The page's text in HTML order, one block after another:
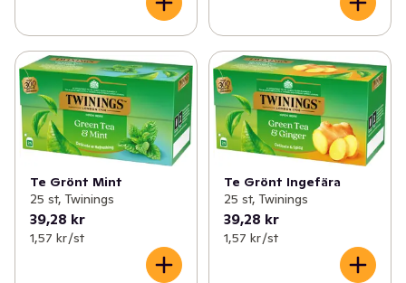
Te Grönt Mint
25 st, Twinings
39,28 kr
1,57 kr /st
Te Grönt Ingefära
25 st, Twinings
39,28 kr
1,57 kr /st